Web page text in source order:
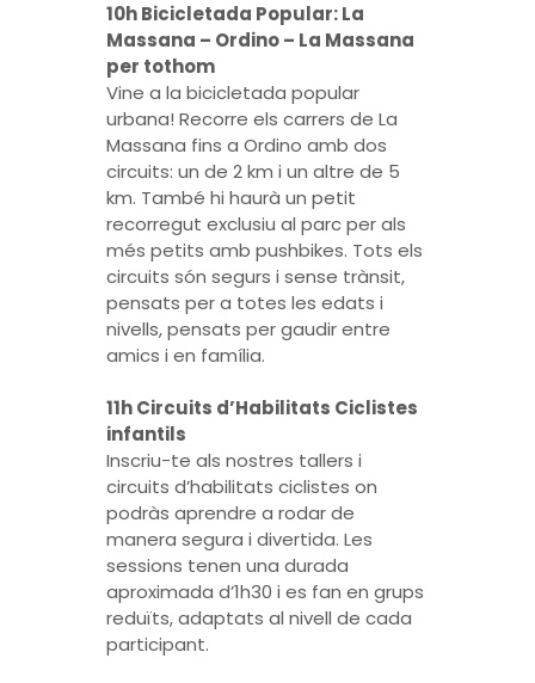
10h Bicicletada Popular: La
Massana – Ordino – La Massana
per tothom
Vine a la bicicletada popular
urbana! Recorre els carrers de La
Massana fins a Ordino amb dos
circuits: un de 2 km i un altre de 5
km. També hi haurà un petit
recorregut exclusiu al parc per als
més petits amb pushbikes. Tots els
circuits són segurs i sense trànsit,
pensats per a totes les edats i
nivells, pensats per gaudir entre
amics i en família.
11h Circuits d’Habilitats Ciclistes
infantils
Inscriu-te als nostres tallers i
circuits d’habilitats ciclistes on
podràs aprendre a rodar de
manera segura i divertida. Les
sessions tenen una durada
aproximada d’1h30 i es fan en grups
reduïts, adaptats al nivell de cada
participant.